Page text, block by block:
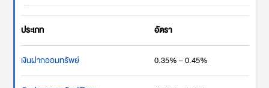
ประเภท อัตรา
เงินฝากออมทรัพย์ 0.35% – 0.45%